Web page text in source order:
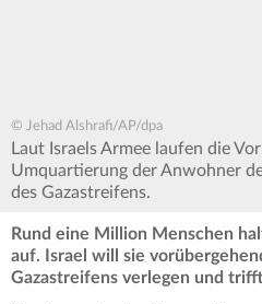
© Jehad Alshrafi/AP/dpa
Laut Israels Armee laufen die
Umquartierung der Anwohner
des Gazastreifens.
Rund eine Million Menschen
auf. Israel will sie
Gazastreifens verlegen und